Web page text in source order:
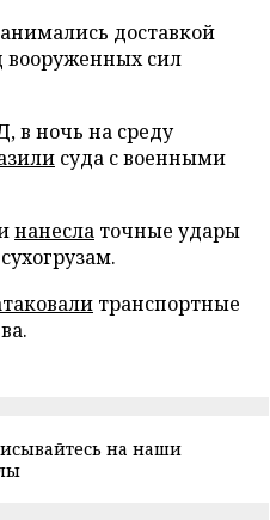
доставкой
вооруженных сил
в ночь на среду
суда с военными
нанесла точные удары
транспортные
на наши